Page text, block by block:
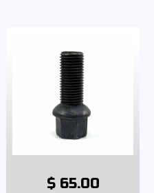
$ 65.00